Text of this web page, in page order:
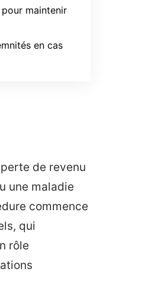
maintenir
en cas
de revenu
une maladie
commence
qui
rôle